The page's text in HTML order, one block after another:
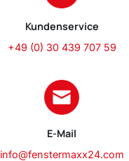
Kundenservice
+49 (0) 30 439 707 59
E-Mail
info@fenstermaxx24.com